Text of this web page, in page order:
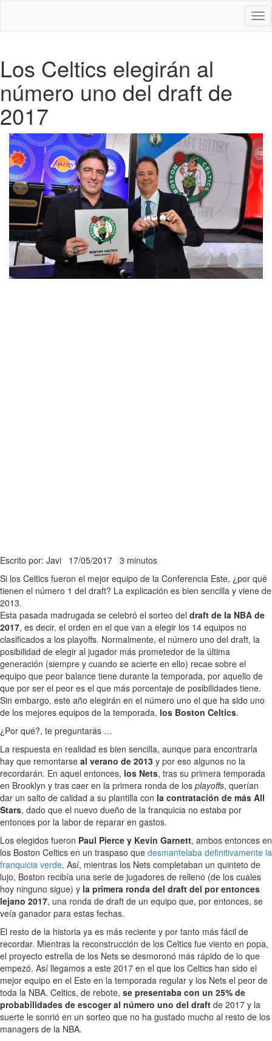
Los Celtics elegirán al
número uno del draft de
2017
Escrito por: Javi 17/05/2017 3 minutos
Si los Celtics fueron el mejor equipo de la Conferencia Este, ¿por qué
tienen el número 1 del draft? La explicación es bien sencilla y viene de
2013.
Esta pasada madrugada se celebró el sorteo del draft de la NBA de
2017, es decir, el orden en el que van a elegir los 14 equipos no
clasificados a los playoffs. Normalmente, el número uno del draft, la
posibilidad de elegir al jugador más prometedor de la última
generación (siempre y cuando se acierte en ello) recae sobre el
equipo que peor balance tiene durante la temporada, por aquello de
que por ser el peor es el que más porcentaje de posibilidades tiene.
Sin embargo, este año elegirán en el número uno el que ha sido uno
de los mejores equipos de la temporada, los Boston Celtics.
¿Por qué?, te preguntarás …
La respuesta en realidad es bien sencilla, aunque para encontrarla
hay que remontarse al verano de 2013 y por eso algunos no la
recordarán. En aquel entonces, los Nets, tras su primera temporada
en Brooklyn y tras caer en la primera ronda de los playoffs, querían
dar un salto de calidad a su plantilla con la contratación de más All
Stars, dado que el nuevo dueño de la franquicia no estaba por
entonces por la labor de reparar en gastos.
Los elegidos fueron Paul Pierce y Kevin Garnett, ambos entonces en
los Boston Celtics en un traspaso que desmantelaba definitivamente la
franquicia verde. Así, mientras los Nets completaban un quinteto de
lujo, Boston recibía una serie de jugadores de relleno (de los cuales
hoy ninguno sigue) y la primera ronda del draft del por entonces
lejano 2017, una ronda de draft de un equipo que, por entonces, se
veía ganador para estas fechas.
El resto de la historia ya es más reciente y por tanto más fácil de
recordar. Mientras la reconstrucción de los Celtics fue viento en popa,
el proyecto estrella de los Nets se desmoronó más rápido de lo que
empezó. Así llegamos a este 2017 en el que los Celtics han sido el
mejor equipo en el Este en la temporada regular y los Nets el peor de
toda la NBA. Celtics, de rebote, se presentaba con un 25% de
probabilidades de escoger al número uno del draft de 2017 y la
suerte le sonrió en un sorteo que no ha gustado mucho al resto de los
managers de la NBA.